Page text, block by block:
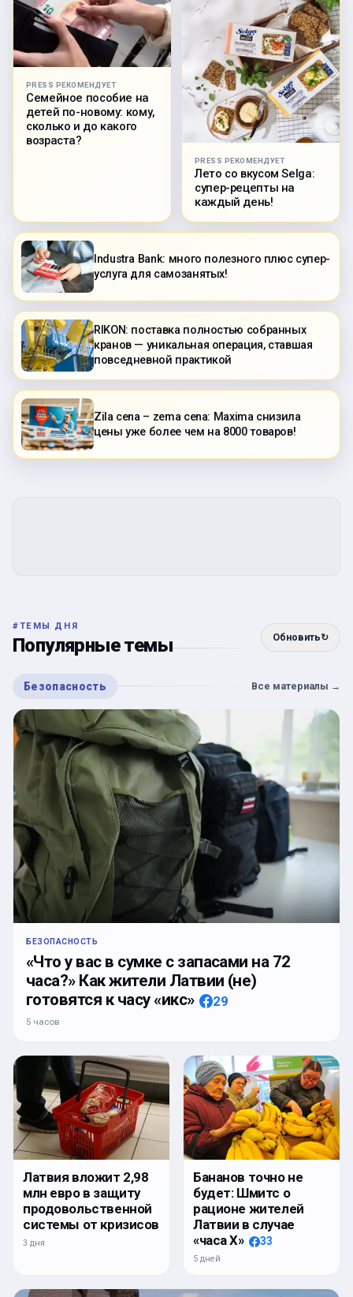
PRESS РЕКОМЕНДУЕТ
Семейное пособие на
детей по-новому: кому,
сколько и до какого
возраста?
PRESS РЕКОМЕНДУЕТ
Лето со вкусом Selga:
супер-рецепты на
каждый день!
Industra Bank: много полезного плюс супер-
услуга для самозанятых!
RIKON: поставка полностью собранных
кранов — уникальная операция, ставшая
повседневной практикой
Zila cena – zema cena: Maxima снизила
цены уже более чем на 8000 товаров!
#ТЕМЫ ДНЯ
Популярные темы Обновить↻
Безопасность Все материалы →
БЕЗОПАСНОСТЬ
«Что у вас в сумке с запасами на 72
часа?» Как жители Латвии (не)
готовятся к часу «икс»
29
5 часов
Латвия вложит 2,98
млн евро в защиту
продовольственной
системы от кризисов
3 дня
Бананов точно не
будет: Шмитс о
рационе жителей
Латвии в случае
«часа Х»
33
5 дней